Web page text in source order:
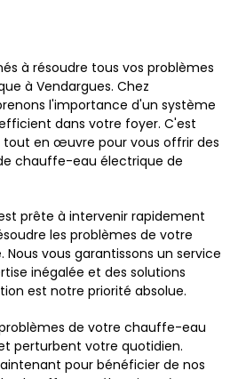
à résoudre tous vos problèmes
à Vendargues. Chez
l'importance d'un système
dans votre foyer. C'est
en œuvre pour vous offrir des
chauffe-eau électrique de
prête à intervenir rapidement
les problèmes de votre
vous garantissons un service
inégalée et des solutions
est notre priorité absolue.
de votre chauffe-eau
perturbent votre quotidien.
pour bénéficier de nos